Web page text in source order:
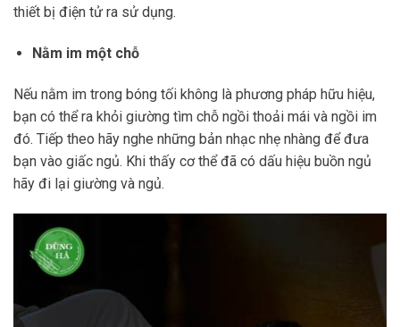
thiết bị điện tử ra sử dụng.
Nằm im một chỗ
Nếu nằm im trong bóng tối không là phương pháp hữu hiệu,
bạn có thể ra khỏi giường tìm chỗ ngồi thoải mái và ngồi im
đó. Tiếp theo hãy nghe những bản nhạc nhẹ nhàng để đưa
bạn vào giấc ngủ. Khi thấy cơ thể đã có dấu hiệu buồn ngủ
hãy đi lại giường và ngủ.